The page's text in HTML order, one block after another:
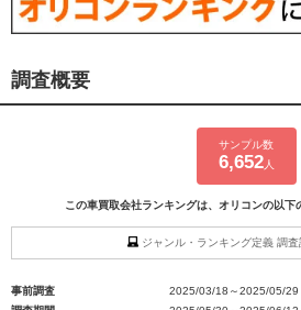
調査概要
サンプル数
6,652人
この車買取会社ランキングは、オリコンの以下
ジャンル・ランキング定義 調
事前調査
2025/03/18～2025/05/29